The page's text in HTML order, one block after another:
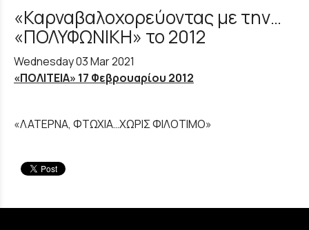
«Καρναβαλοχορεύοντας με την…
«ΠΟΛΥΦΩΝΙΚΗ» το 2012
Wednesday 03 Mar 2021
«ΠΟΛΙΤΕΙΑ» 17 Φεβρουαρίου 2012
«ΛΑΤΕΡΝΑ, ΦΤΩΧΙΑ…ΧΩΡΙΣ ΦΙΛΟΤΙΜΟ»